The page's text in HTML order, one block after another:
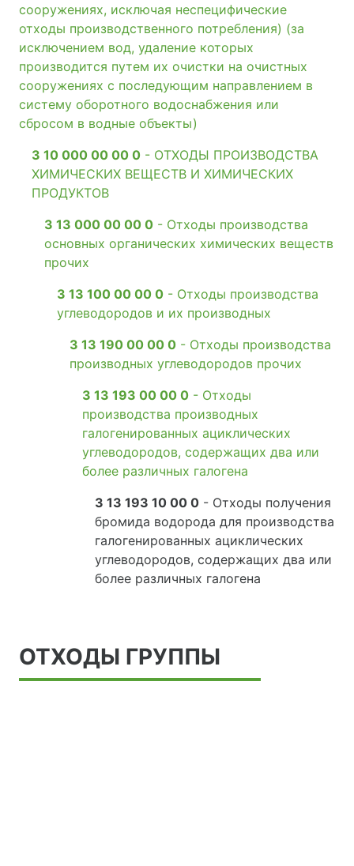
сооружениях, исключая неспецифические
отходы производственного потребления) (за
исключением вод, удаление которых
производится путем их очистки на очистных
сооружениях с последующим направлением в
систему оборотного водоснабжения или
сбросом в водные объекты)
3 10 000 00 00 0 - ОТХОДЫ ПРОИЗВОДСТВА
ХИМИЧЕСКИХ ВЕЩЕСТВ И ХИМИЧЕСКИХ
ПРОДУКТОВ
3 13 000 00 00 0 - Отходы производства
основных органических химических веществ
прочих
3 13 100 00 00 0 - Отходы производства
углеводородов и их производных
3 13 190 00 00 0 - Отходы производства
производных углеводородов прочих
3 13 193 00 00 0 - Отходы
производства производных
галогенированных ациклических
углеводородов, содержащих два или
более различных галогена
3 13 193 10 00 0 - Отходы получения
бромида водорода для производства
галогенированных ациклических
углеводородов, содержащих два или
более различных галогена
ОТХОДЫ ГРУППЫ